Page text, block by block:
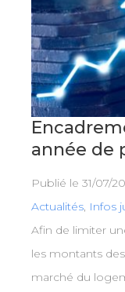
année de
Publié le 31/07/
Actualités, Infos
Afin de limiter
les montants
marché du